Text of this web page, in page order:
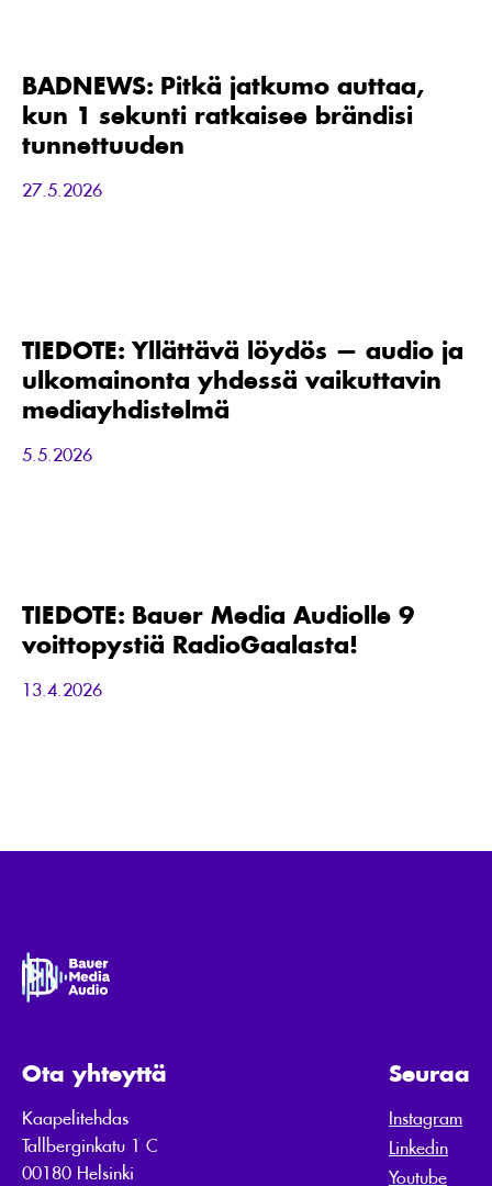
auttaa,
kun
1
sekunti
ratkaisee
brändisi
tunnettuuden
BADNEWS: Pitkä jatkumo auttaa,
kun 1 sekunti ratkaisee brändisi
tunnettuuden
27.5.2026
—
audio
ja
ulkomainonta
yhdessä
vaikuttavin
mediayhdistelmä
TIEDOTE: Yllättävä löydös — audio ja
ulkomainonta yhdessä vaikuttavin
mediayhdistelmä
5.5.2026
Audiolle
9
voittopystiä
TIEDOTE: Bauer Media Audiolle 9
voittopystiä RadioGaalasta!
13.4.2026
Ota yhteyttä
Kaapelitehdas
Tallberginkatu 1 C
00180 Helsinki
Seuraa
Instagram
Linkedin
Youtube